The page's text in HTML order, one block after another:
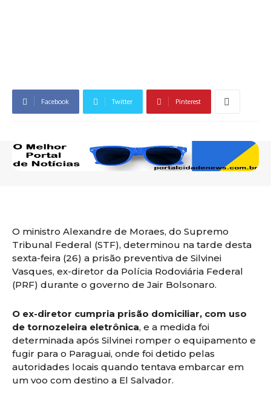
Facebook Twitter Pinterest
O ministro Alexandre de Moraes, do Supremo
Tribunal Federal (STF), determinou na tarde desta
sexta-feira (26) a prisão preventiva de Silvinei
Vasques, ex-diretor da Polícia Rodoviária Federal
(PRF) durante o governo de Jair Bolsonaro.
O ex-diretor cumpria prisão domiciliar, com uso
de tornozeleira eletrônica, e a medida foi
determinada após Silvinei romper o equipamento e
fugir para o Paraguai, onde foi detido pelas
autoridades locais quando tentava embarcar em
um voo com destino a El Salvador.